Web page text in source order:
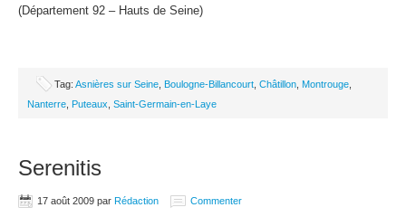
(Département 92 – Hauts de Seine)
Tag: Asnières sur Seine Boulogne-Billancourt Châtillon Montrouge
Nanterre Puteaux Saint-Germain-en-Laye
Serenitis
17 août 2009 par Rédaction Commenter